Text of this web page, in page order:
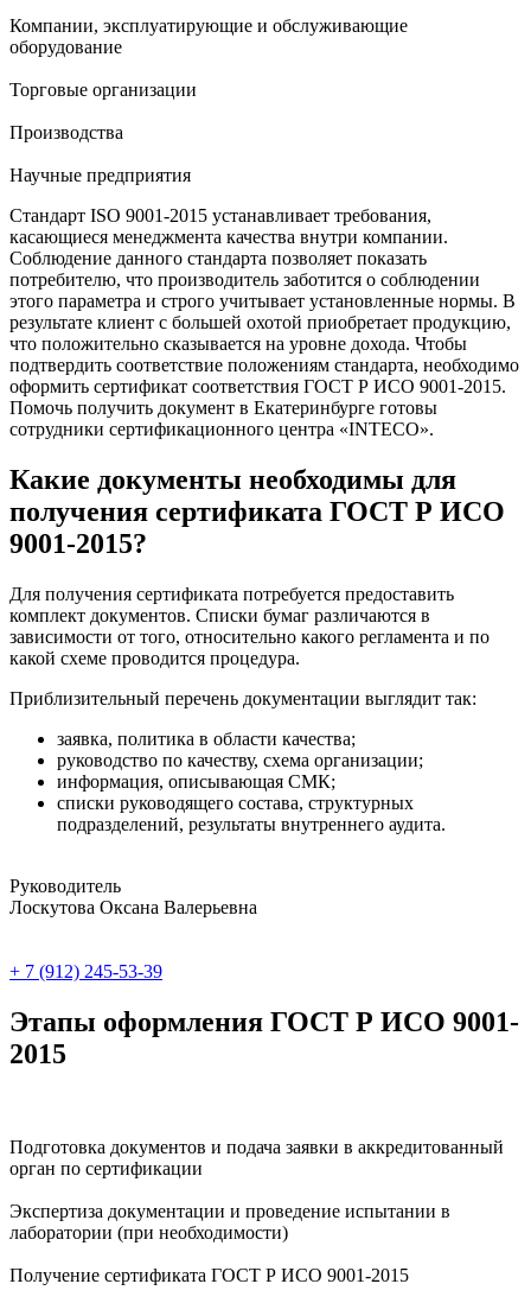
Компании, эксплуатирующие и обслуживающие
оборудование
Торговые организации
Производства
Научные предприятия
Стандарт ISO 9001-2015 устанавливает требования,
касающиеся менеджмента качества внутри компании.
Соблюдение данного стандарта позволяет показать
потребителю, что производитель заботится о соблюдении
этого параметра и строго учитывает установленные нормы. В
результате клиент с большей охотой приобретает продукцию,
что положительно сказывается на уровне дохода. Чтобы
подтвердить соответствие положениям стандарта, необходимо
оформить сертификат соответствия ГОСТ Р ИСО 9001-2015.
Помочь получить документ в Екатеринбурге готовы
сотрудники сертификационного центра «INTECO».
Какие документы необходимы для
получения сертификата ГОСТ Р ИСО
9001-2015?
Для получения сертификата потребуется предоставить
комплект документов. Списки бумаг различаются в
зависимости от того, относительно какого регламента и по
какой схеме проводится процедура.
Приблизительный перечень документации выглядит так:
заявка, политика в области качества;
руководство по качеству, схема организации;
информация, описывающая СМК;
списки руководящего состава, структурных
подразделений, результаты внутреннего аудита.
Руководитель
Лоскутова Оксана Валерьевна
+ 7 (912) 245-53-39
Этапы оформления ГОСТ Р ИСО 9001-
2015
Подготовка документов и подача заявки в аккредитованный
орган по сертификации
Экспертиза документации и проведение испытании в
лаборатории (при необходимости)
Получение сертификата ГОСТ Р ИСО 9001-2015